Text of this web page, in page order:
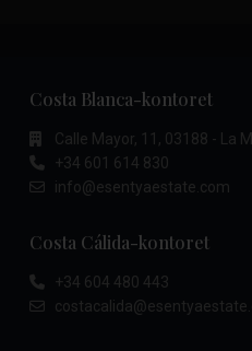
Costa Blanca-kontoret
Calle Mayor, 11, 03188 - La
+34 601 614 830
info@esentyaestate.com
Costa Cálida-kontoret
+34 604 480 443